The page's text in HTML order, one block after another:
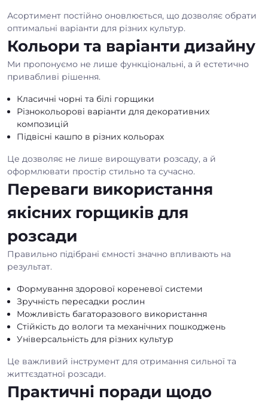
Асортимент постійно оновлюється, що дозволяє обрати
оптимальні варіанти для різних культур.
Кольори та варіанти дизайну
Ми пропонуємо не лише функціональні, а й естетично
привабливі рішення.
Класичні чорні та білі горщики
Різнокольорові варіанти для декоративних
композицій
Підвісні кашпо в різних кольорах
Це дозволяє не лише вирощувати розсаду, а й
оформлювати простір стильно та сучасно.
Переваги використання
якісних горщиків для
розсади
Правильно підібрані ємності значно впливають на
результат.
Формування здорової кореневої системи
Зручність пересадки рослин
Можливість багаторазового використання
Стійкість до вологи та механічних пошкоджень
Універсальність для різних культур
Це важливий інструмент для отримання сильної та
життєздатної розсади.
Практичні поради щодо